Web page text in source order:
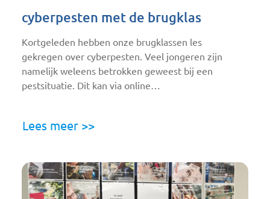
cyberpesten met de brugklas
Kortgeleden hebben onze brugklassen les
gekregen over cyberpesten. Veel jongeren zijn
namelijk weleens betrokken geweest bij een
pestsituatie. Dit kan via online…
Lees meer >>